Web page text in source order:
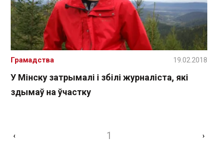
У Мінску затрымалі і збілі журналіста, які
здымаў на ўчастку
Грамадства 19.02.2018
‹ 1 ›